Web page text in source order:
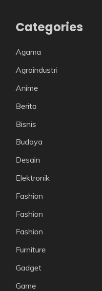
Categories
Agama
Agroindustri
Anime
Berita
Bisnis
Budaya
Desain
Elektronik
Fashion
Fashion
Fashion
Furniture
Gadget
Game